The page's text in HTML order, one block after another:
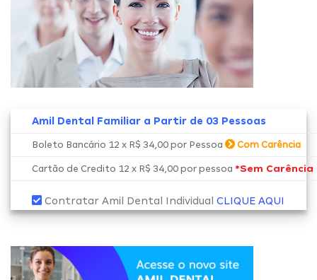
Amil Dental Familiar a Partir de 03 Pessoas
Boleto Bancário 12 x R$ 34,00 por Pessoa Com Carência
Cartão de Credito 12 x R$ 34,00 por pessoa *Sem Carência
Contratar Amil Dental Individual CLIQUE AQUI